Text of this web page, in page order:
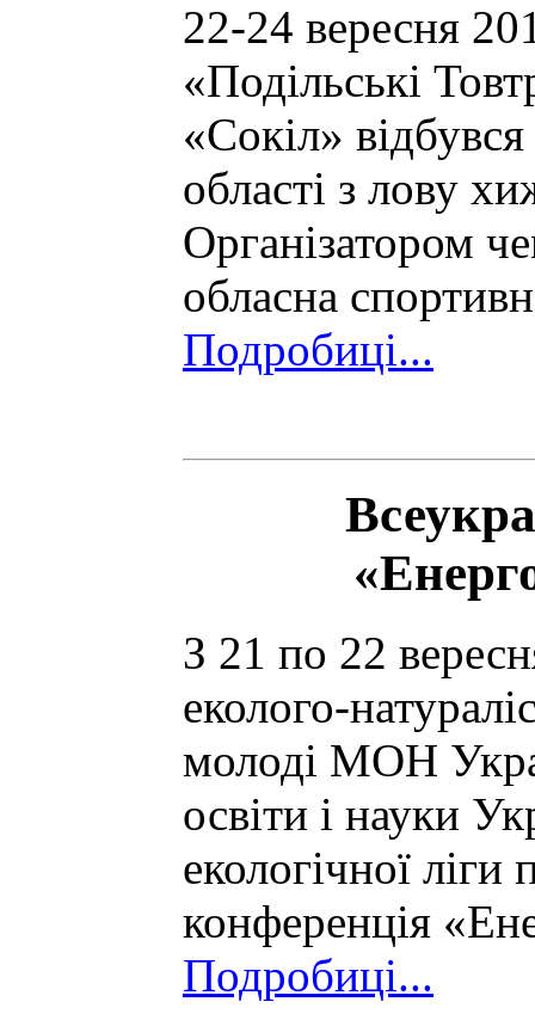
22-24 вересня
«Подільські
«Сокіл»
області з лову
Організатором
обласна
Подробиці...
З 21 по 22
еколого-
молоді МОН
освіти і науки
екологічної
конференція
Подробиці...